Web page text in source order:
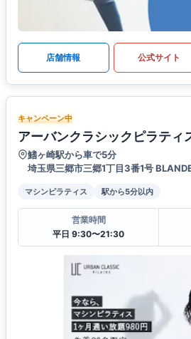
店舗情報 公式サイト
キャンペーン中
アーバンクラシックピラティ
鰭ヶ崎駅から車で5分
埼玉県三郷市三郷1丁目3番1号
マシンピラティス 駅から5分以内
営業時間
平日 9:30〜21:30